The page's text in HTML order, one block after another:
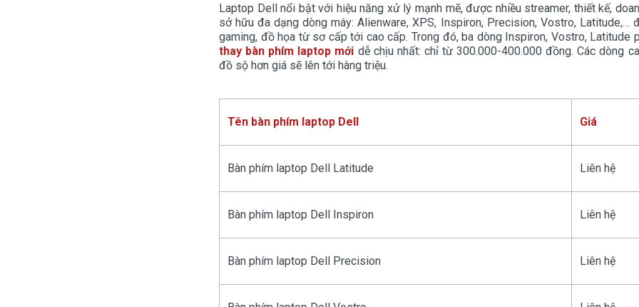
Laptop Dell nổi bật với hiệu năng xử lý mạnh mẽ, được nhiều streamer, thiết kế,
sở hữu đa dạng dòng máy: Alienware, XPS, Inspiron, Precision, Vostro, Latitude,…
gaming, đồ họa từ sơ cấp tới cao cấp. Trong đó, ba dòng Inspiron, Vostro, Latitude
thay bàn phím laptop mới dễ chịu nhất: chỉ từ 300.000-400.000 đồng. Các dòng
đồ sộ hơn giá sẽ lên tới hàng triệu.
Tên bàn phím laptop Dell Giá
Bàn phím laptop Dell Latitude Liên hệ
Bàn phím laptop Dell Inspiron Liên hệ
Bàn phím laptop Dell Precision Liên hệ